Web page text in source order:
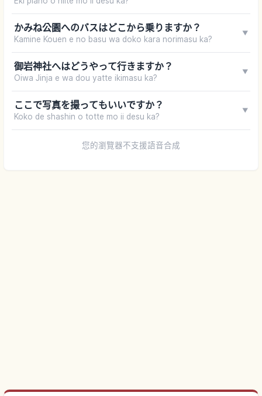
かみね公園へのバスはどこから乗りますか？
Kamine Kouen e no basu wa doko kara norimasu ka?
▼
御岩神社へはどうやって行きますか？
Oiwa Jinja e wa dou yatte ikimasu ka?
▼
ここで写真を撮ってもいいですか？
Koko de shashin o totte mo ii desu ka?
▼
您的瀏覽器不支援語音合成